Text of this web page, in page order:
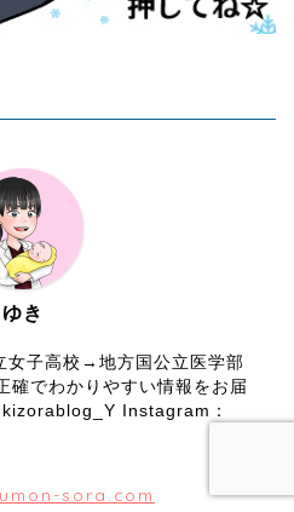
ゆき
子高校→地方国公立医学部
確でわかりやすい情報をお届
Instagram：
sora.com